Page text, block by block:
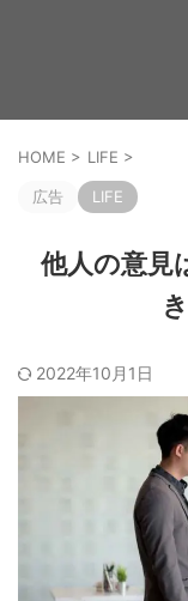
HOME > LIFE >
広告 LIFE
他人の意見
2022年10月1日